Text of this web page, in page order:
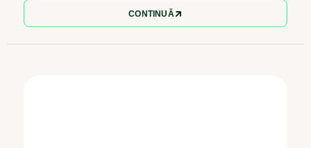
CONTINUĂ